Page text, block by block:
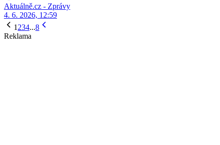
Aktuálně.cz - Zprávy
4. 6. 2026, 12:59
1234...8
Reklama